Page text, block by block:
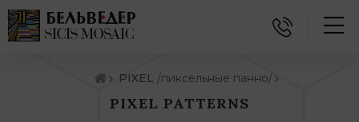
PIXEL /пиксельные панно/
PIXEL PATTERNS